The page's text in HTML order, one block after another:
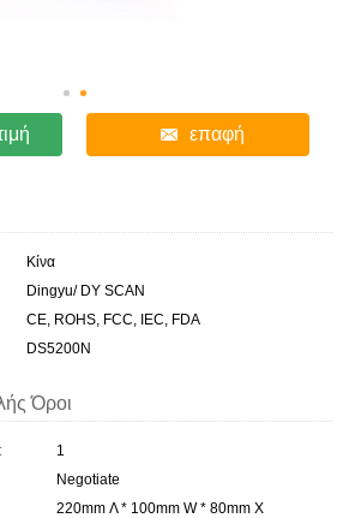
επαφή
Κίνα
Dingyu/ DY SCAN
CE, ROHS, FCC, IEC, FDA
DS5200N
Όροι
1
Negotiate
220mm Λ * 100mm W * 80mm Χ